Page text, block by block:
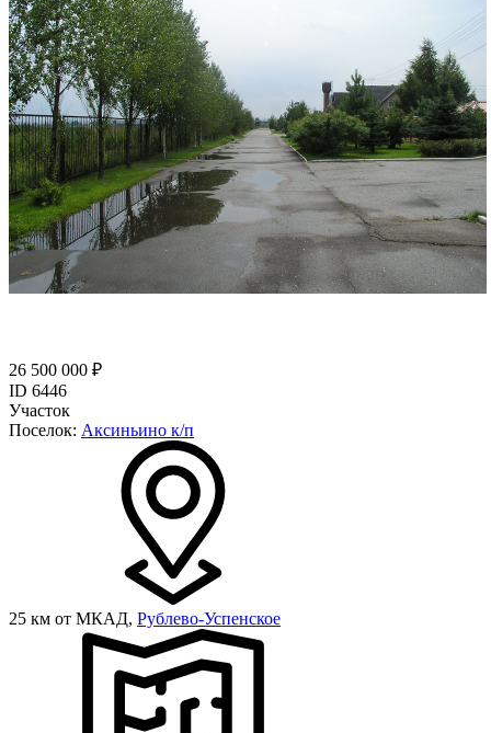
26 500 000 ₽
ID 6446
Участок
Поселок: Аксиньино к/п
25 км от МКАД, Рублево-Успенское